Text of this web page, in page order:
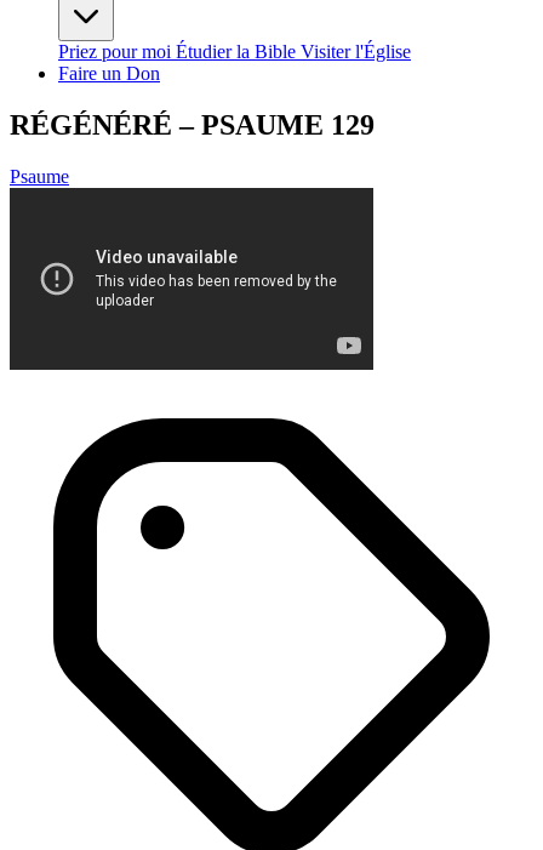
Priez pour moi Étudier la Bible Visiter l'Église
Faire un Don
RÉGÉNÉRÉ – PSAUME 129
Psaume